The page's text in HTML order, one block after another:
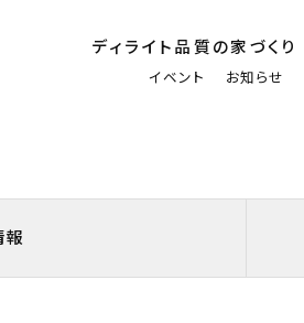
ディライト品質の家づくり
イベント お知らせ
報